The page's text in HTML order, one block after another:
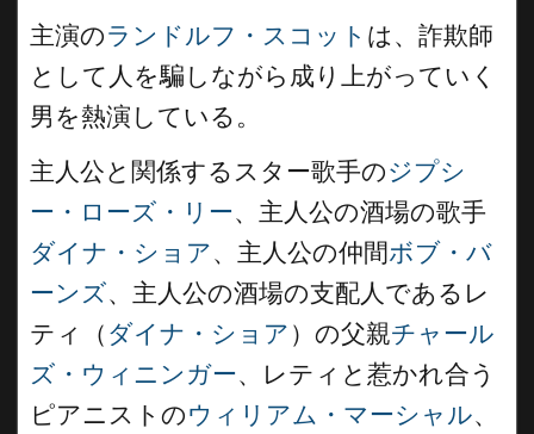
主演のランドルフ・スコット は、詐欺師
として人を騙しながら成り上がっていく
男を熱演している。
主人公と関係するスター歌手のジプシ
ー・ローズ・リー、主人公の酒場の歌手
ダイナ・ショア、主人公の仲間ボブ・バ
ーンズ、主人公の酒場の支配人であるレ
ティ（ ダイナ・ショア ）の父親チャール
ズ・ウィニンガー、レティと惹かれ合う
ピアニストのウィリアム・マーシャル、